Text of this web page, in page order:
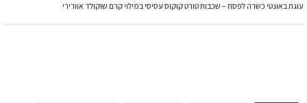
עוגת באונטי כשרה לפסח – שכבות טורט קוקוס עסיסי במילוי קרם שוקולד אוורירי